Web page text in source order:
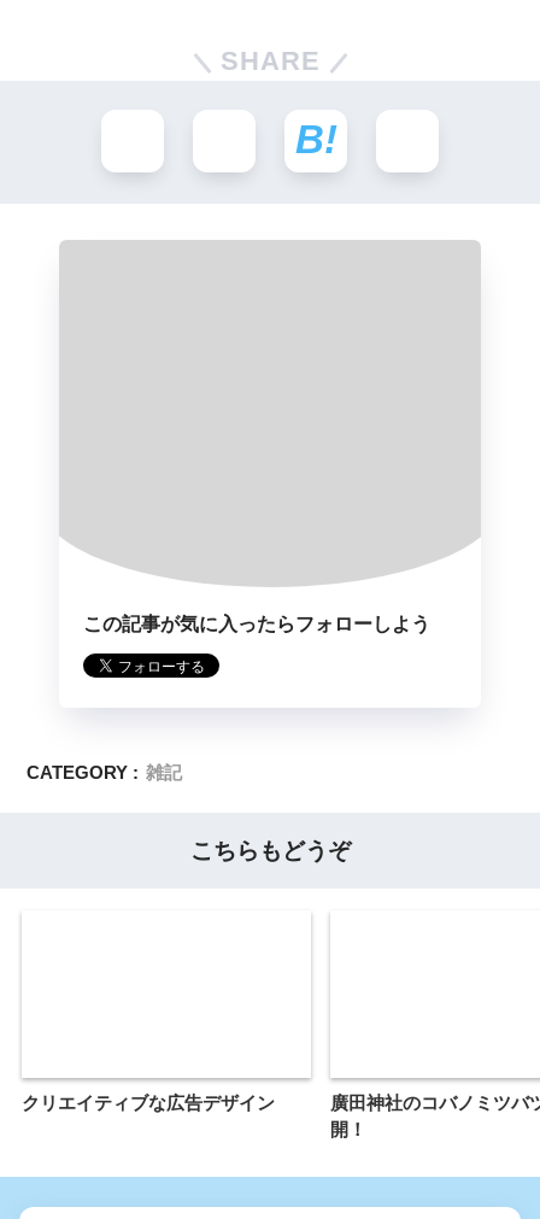
SHARE
この記事が気に入ったらフォローしよう
CATEGORY : 雑記
こちらもどうぞ
クリエイティブな広告デザイン
廣田神社のコバノミツバ
開！